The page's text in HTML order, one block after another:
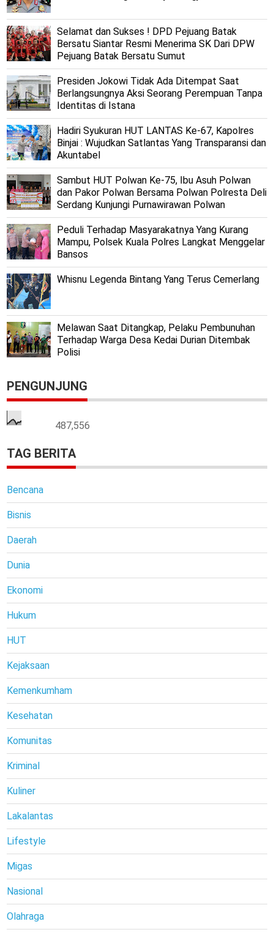
Selamat dan Sukses ! DPD Pejuang Batak
Bersatu Siantar Resmi Menerima SK Dari DPW
Pejuang Batak Bersatu Sumut
Presiden Jokowi Tidak Ada Ditempat Saat
Berlangsungnya Aksi Seorang Perempuan Tanpa
Identitas di Istana
Hadiri Syukuran HUT LANTAS Ke-67, Kapolres
Binjai : Wujudkan Satlantas Yang Transparansi dan
Akuntabel
Sambut HUT Polwan Ke-75, Ibu Asuh Polwan
dan Pakor Polwan Bersama Polwan Polresta Deli
Serdang Kunjungi Purnawirawan Polwan
Peduli Terhadap Masyarakatnya Yang Kurang
Mampu, Polsek Kuala Polres Langkat Menggelar
Bansos
Whisnu Legenda Bintang Yang Terus Cemerlang
Melawan Saat Ditangkap, Pelaku Pembunuhan
Terhadap Warga Desa Kedai Durian Ditembak
Polisi
PENGUNJUNG
487,556
TAG BERITA
Bencana
Bisnis
Daerah
Dunia
Ekonomi
Hukum
HUT
Kejaksaan
Kemenkumham
Kesehatan
Komunitas
Kriminal
Kuliner
Lakalantas
Lifestyle
Migas
Nasional
Olahraga